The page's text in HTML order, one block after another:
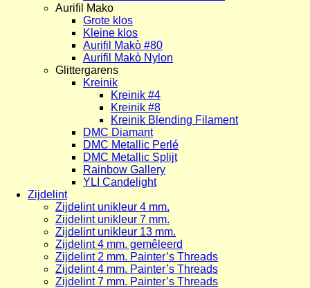
Aurifil Mako
Grote klos
Kleine klos
Aurifil Makò #80
Aurifil Makò Nylon
Glittergarens
Kreinik
Kreinik #4
Kreinik #8
Kreinik Blending Filament
DMC Diamant
DMC Metallic Perlé
DMC Metallic Splijt
Rainbow Gallery
YLI Candelight
Zijdelint
Zijdelint unikleur 4 mm.
Zijdelint unikleur 7 mm.
Zijdelint unikleur 13 mm.
Zijdelint 4 mm. gemêleerd
Zijdelint 2 mm. Painter’s Threads
Zijdelint 4 mm. Painter’s Threads
Zijdelint 7 mm. Painter’s Threads